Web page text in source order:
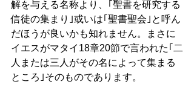
解を与える名称より、｢聖書を研究する
信徒の集まり｣或いは｢聖書聖会｣と呼ん
だほうが良いかも知れません。まさに
イエスがマタイ18章20節で言われた｢二
人または三人がその名によって集まる
ところ｣そのものであります。